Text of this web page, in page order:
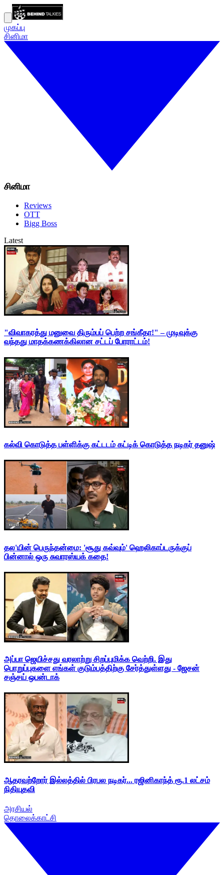
முகப்பு
சினிமா
சினிமா
Reviews
OTT
Bigg Boss
Latest
"விவாகரத்து மனுவை திரும்பப் பெற்ற சங்கீதா!" – முடிவுக்கு
வந்தது மாதக்கணக்கிலான சட்டப் போராட்டம்!
கல்வி கொடுத்த பள்ளிக்கு கட்டடம் கட்டிக் கொடுத்த நடிகர் தனுஷ்
தல'யின் பெருந்தன்மை: 'சூது கவ்வும்' ஹெலிகாப்டருக்குப்
பின்னால் ஒரு சுவாரஸ்யக் கதை!
அப்பா ஜெயிச்சது வரலாற்று சிறப்புமிக்க வெற்றி. இது
பொறுப்புகளை எங்கள் குடும்பத்திற்கு சேர்த்துள்ளது - ஜேசன்
சஞ்சய் ஒபன்டாக்
ஆதரவற்றோர் இல்லத்தில் பிரபல நடிகர்... ரஜினிகாந்த் ரூ.1 லட்சம்
நிதியுதவி
அரசியல்
தொலைக்காட்சி